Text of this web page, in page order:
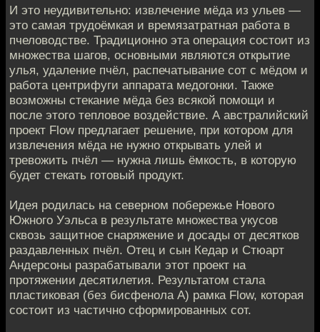
И это неудивительно: извлечение мёда из ульев —
это самая трудоёмкая и времязатратная работа в
пчеловодстве. Традиционно эта операция состоит из
множества шагов, основными являются открытие
улья, удаление пчёл, распечатывание сот с мёдом и
работа центрифуги аппарата медогонки. Также
возможны стекание мёда без всякой помощи и
после этого тепловое воздействие. А австралийский
проект Flow предлагает решение, при котором для
извлечения мёда не нужно открывать улей и
тревожить пчёл — нужна лишь ёмкость, в которую
будет стекать готовый продукт.
Идея родилась на северном побережье Нового
Южного Уэльса в результате множества укусов
сквозь защитное снаряжение и досады от десятков
раздавленных пчёл. Отец и сын Кедар и Стюарт
Андерсоны разрабатывали этот проект на
протяжении десятилетия. Результатом стала
пластиковая (без бисфенола А) рамка Flow, которая
состоит из частично сформированных сот.